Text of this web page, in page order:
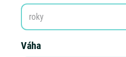
roky
Váha